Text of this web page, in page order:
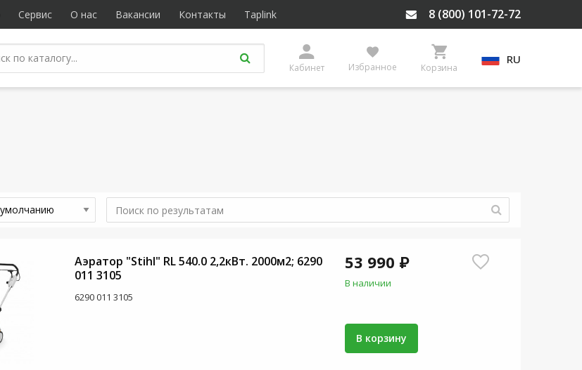
Сервис О нас Вакансии Контакты Taplink 8 (800) 101-72-72
Кабинет Избранное Корзина
RU
Аэратор "Stihl" RL 540.0 2,2кВт. 2000м2; 6290
011 3105
6290 011 3105
53 990 ₽
В наличии
В корзину